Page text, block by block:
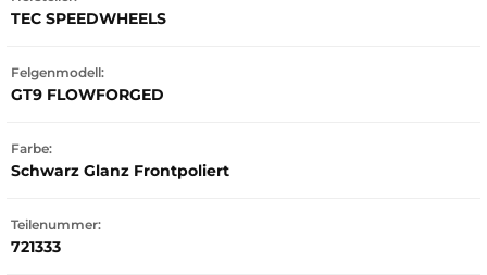
TEC SPEEDWHEELS
Felgenmodell:
GT9 FLOWFORGED
Farbe:
Schwarz Glanz Frontpoliert
Teilenummer:
721333